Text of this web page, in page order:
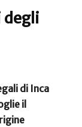
di Inca
il